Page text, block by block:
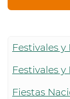
Festivales
Festivales
Fiestas